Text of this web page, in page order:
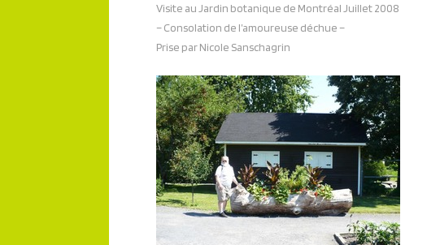
Visite au Jardin botanique de Montréal Juillet 2008
– Consolation de l’amoureuse déchue –
Prise par Nicole Sanschagrin